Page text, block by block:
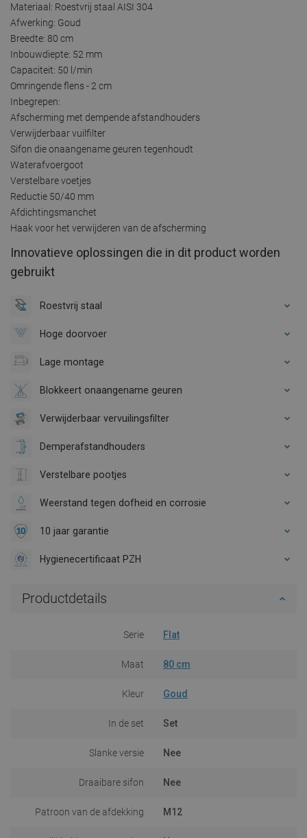
Materiaal: Roestvrij staal AISI 304
Afwerking: Goud
Breedte: 80 cm
Inbouwdiepte: 52 mm
Capaciteit: 50 l/min
Omringende flens - 2 cm
Inbegrepen:
Afscherming met dempende afstandhouders
Verwijderbaar vuilfilter
Sifon die onaangename geuren tegenhoudt
Waterafvoergoot
Verstelbare voetjes
Reductie 50/40 mm
Afdichtingsmanchet
Haak voor het verwijderen van de afscherming
Innovatieve oplossingen die in dit product worden
gebruikt
Roestvrij staal
Hoge doorvoer
Lage montage
Blokkeert onaangename geuren
Verwijderbaar vervuilingsfilter
Demperafstandhouders
Verstelbare pootjes
Weerstand tegen dofheid en corrosie
10 jaar garantie
Hygienecertificaat PZH
Productdetails
Serie Flat
Maat 80 cm
Kleur Goud
In de set Set
Slanke versie Nee
Draaibare sifon Nee
Patroon van de afdekking M12